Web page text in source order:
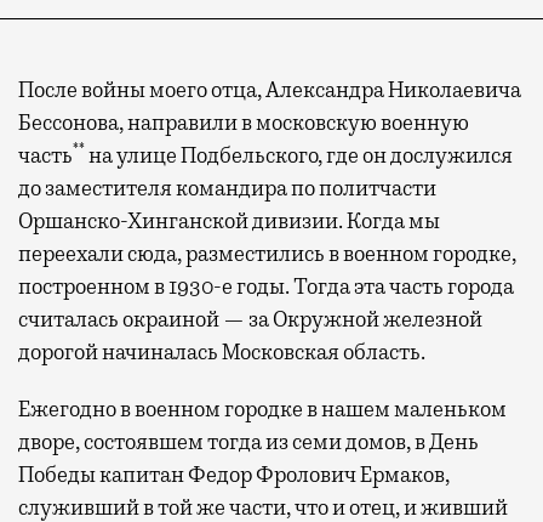
После войны моего отца, Александра Николаевича
Бессонова, направили в московскую военную
часть**на улице Подбельского, где он дослужился
до заместителя командира по политчасти
Оршанско-Хинганской дивизии. Когда мы
переехали сюда, разместились в военном городке,
построенном в 1930-е годы. Тогда эта часть города
считалась окраиной — за Окружной железной
дорогой начиналась Московская область.
Ежегодно в военном городке в нашем маленьком
дворе, состоявшем тогда из семи домов, в День
Победы капитан Федор Фролович Ермаков,
служивший в той же части, что и отец, и живший